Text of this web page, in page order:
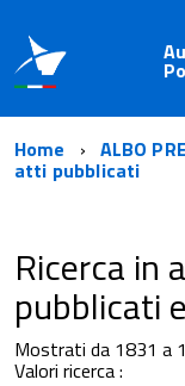
Home ALBO
atti pubblicati
Ricerca in
pubblicati
Mostrati da 1831 a
Valori ricerca :